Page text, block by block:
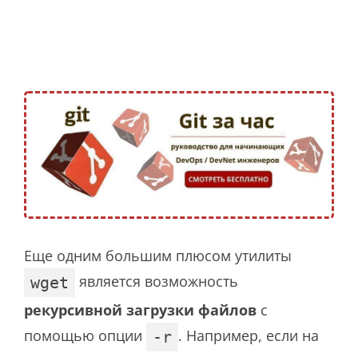
Еще одним большим плюсом утилиты
wget
является возможность
рекурсивной загрузки файлов с
помощью опции
-r . Например, если на